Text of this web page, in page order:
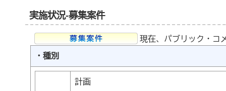
実施状況-募集案件
現在、パブリック・コ
・種別
計画